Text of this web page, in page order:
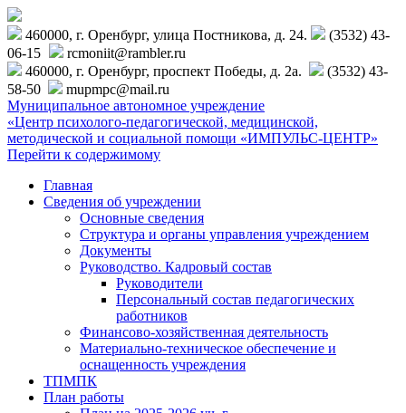
460000, г. Оренбург, улица Постникова, д. 24.
(3532) 43-
06-15
rcmoniit@rambler.ru
460000, г. Оренбург, проспект Победы, д. 2а.
(3532) 43-
58-50
mupmpc@mail.ru
Муниципальное автономное учреждение
«Центр психолого-педагогической, медицинской,
методической и социальной помощи «ИМПУЛЬС-ЦЕНТР»
Перейти к содержимому
Главная
Сведения об учреждении
Основные сведения
Структура и органы управления учреждением
Документы
Руководство. Кадровый состав
Руководители
Персональный состав педагогических
работников
Финансово-хозяйственная деятельность
Материально-техническое обеспечение и
оснащенность учреждения
ТПМПК
План работы